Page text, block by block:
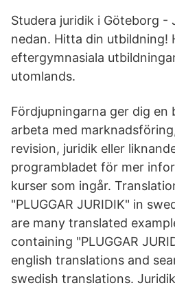
Studera juridik i Göteborg -
nedan. Hitta din utbildning!
eftergymnasiala
utomlands.
Fördjupningarna ger dig
arbeta med
revision, juridik eller
programbladet för mer
kurser som ingår.
"PLUGGAR JURIDIK" in
are many translated
containing "PLUGGAR
english translations and
swedish translations.